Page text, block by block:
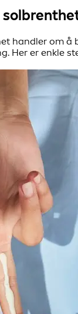
handler om å
Her er enkle